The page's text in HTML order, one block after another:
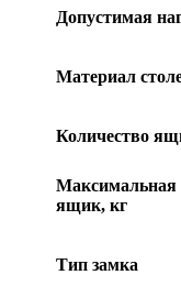
Допустимая
Материал
Количество
Максимальная
ящик, кг
Тип замка